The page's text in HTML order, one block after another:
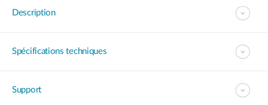
Description
Spécifications techniques
Support